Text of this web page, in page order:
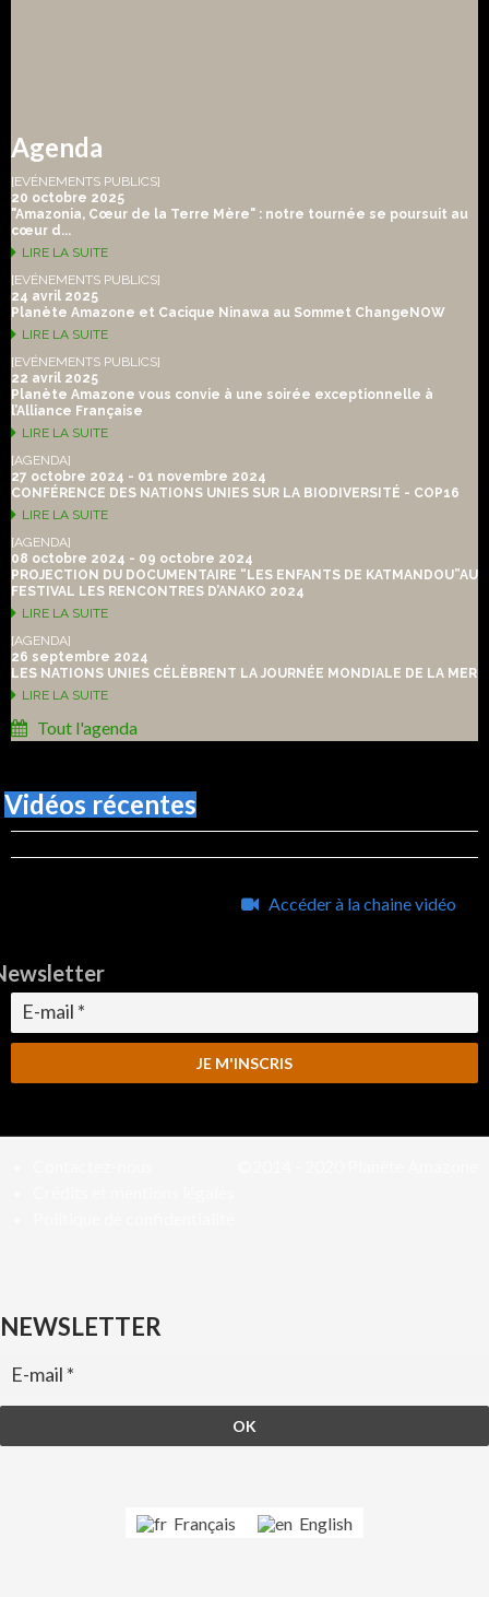
Agenda
[EVÉNEMENTS PUBLICS]
20 octobre 2025
"Amazonia, Cœur de la Terre Mère" : notre tournée se poursuit au
cœur d...
LIRE LA SUITE
[EVÉNEMENTS PUBLICS]
24 avril 2025
Planète Amazone et Cacique Ninawa au Sommet ChangeNOW
LIRE LA SUITE
[EVÉNEMENTS PUBLICS]
22 avril 2025
Planète Amazone vous convie à une soirée exceptionnelle à
l’Alliance Française
LIRE LA SUITE
[AGENDA]
27 octobre 2024 - 01 novembre 2024
CONFÉRENCE DES NATIONS UNIES SUR LA BIODIVERSITÉ - COP16
LIRE LA SUITE
[AGENDA]
08 octobre 2024 - 09 octobre 2024
PROJECTION DU DOCUMENTAIRE “LES ENFANTS DE KATMANDOU”AU
FESTIVAL LES RENCONTRES D’ANAKO 2024
LIRE LA SUITE
[AGENDA]
26 septembre 2024
LES NATIONS UNIES CÉLÈBRENT LA JOURNÉE MONDIALE DE LA MER
LIRE LA SUITE
Tout l'agenda
Vidéos récentes
Accéder à la chaine vidéo
NEWSLETTER
Français English